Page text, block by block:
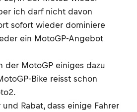
ich darf nicht davon
sofort wieder dominiere
ein MotoGP-Angebot
der MotoGP einiges dazu
Bike reisst schon
Rabat, dass einige Fahrer